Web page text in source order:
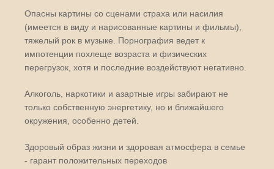
Опасны картины со сценами страха или насилия
(имеется в виду и нарисованные картины и фильмы),
тяжелый рок в музыке. Порнография ведет к
импотенции похлеще возраста и физических
перегрузок, хотя и последние воздействуют негативно.
Алкоголь, наркотики и азартные игры забирают не
только собственную энергетику, но и ближайшего
окружения, особенно детей.
Здоровый образ жизни и здоровая атмосфера в семье
- гарант положительных переходов